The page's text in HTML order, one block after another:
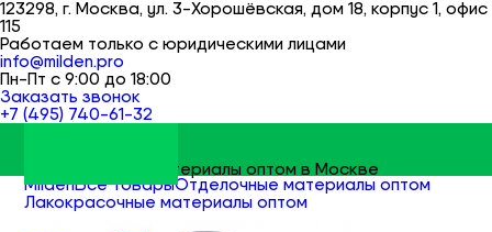
123298, г. Москва, ул. 3-Хорошёвская, дом 18, корпус 1, офис
115
Работаем только с юридическими лицами
info@milden.pro
Пн-Пт с 9:00 до 18:00
Заказать звонок
+7 (495) 740-61-32
Строительные материалы оптом в Москве
MildenВсе товарыОтделочные материалы оптом
Лакокрасочные материалы оптом